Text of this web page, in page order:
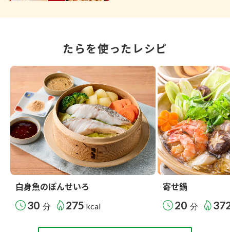
たらを使ったレシピ
白身魚のぽんせいろ
30 分 275 kcal
寄せ鍋
20 分